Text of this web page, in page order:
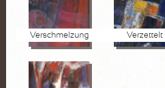
Verschmelzung Verzettelt